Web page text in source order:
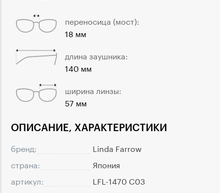
ОПИСАНИЕ, ХАРАКТЕРИСТИКИ
бренд:
Linda Farrow
страна:
Япония
артикул:
LFL-1470 C03
переносица (мост):
18 мм
длина заушника:
140 мм
ширина линзы:
57 мм